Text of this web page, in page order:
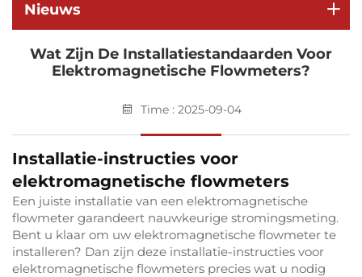
Nieuws
Wat Zijn De Installatiestandaarden Voor
Elektromagnetische Flowmeters?
Time : 2025-09-04
Installatie-instructies voor
elektromagnetische flowmeters
Een juiste installatie van een elektromagnetische
flowmeter garandeert nauwkeurige stromingsmeting.
Bent u klaar om uw elektromagnetische flowmeter te
installeren? Dan zijn deze installatie-instructies voor
elektromagnetische flowmeters precies wat u nodig